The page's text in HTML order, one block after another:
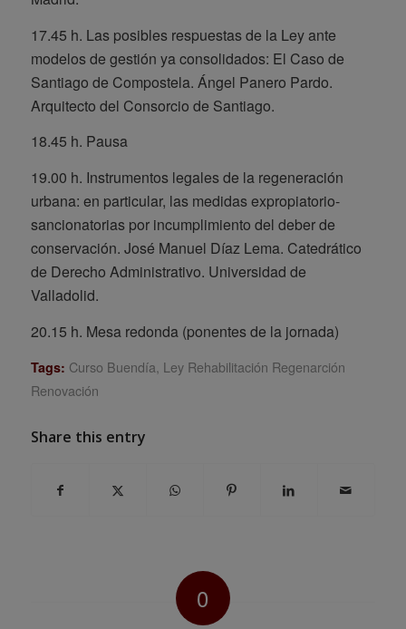
17.45 h. Las posibles respuestas de la Ley ante
modelos de gestión ya consolidados: El Caso de
Santiago de Compostela. Ángel Panero Pardo.
Arquitecto del Consorcio de Santiago.
18.45 h. Pausa
19.00 h. Instrumentos legales de la regeneración
urbana: en particular, las medidas expropiatorio-
sancionatorias por incumplimiento del deber de
conservación. José Manuel Díaz Lema. Catedrático
de Derecho Administrativo. Universidad de
Valladolid.
20.15 h. Mesa redonda (ponentes de la jornada)
Tags: Curso Buendía, Ley Rehabilitación Regenarción
Renovación
Share this entry
0